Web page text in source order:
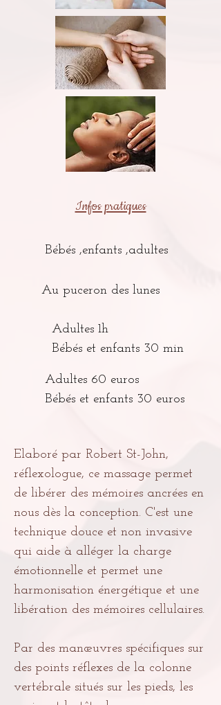
Infos pratiques
Bébés ,enfants ,adultes
Au puceron des lunes
Adultes 1h
Bébés et enfants 30 min
Adultes 60 euros
Bébés et enfants 30 euros
Elaboré par Robert St-John,
réflexologue, ce massage permet
de libérer des mémoires ancrées en
nous dès la conception. C'est une
technique douce et non invasive
qui aide à alléger la charge
émotionnelle et permet une
harmonisation énergétique et une
libération des mémoires cellulaires.
Par des manœuvres spécifiques sur
des points réflexes de la colonne
vertébrale situés sur les pieds, les